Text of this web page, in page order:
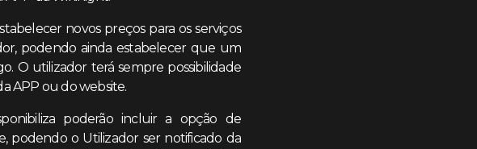
novos preços para os serviços
podendo ainda estabelecer que um
O utilizador terá sempre possibilidade
APP ou do website.
poderão incluir a opção de
podendo o Utilizador ser notificado da